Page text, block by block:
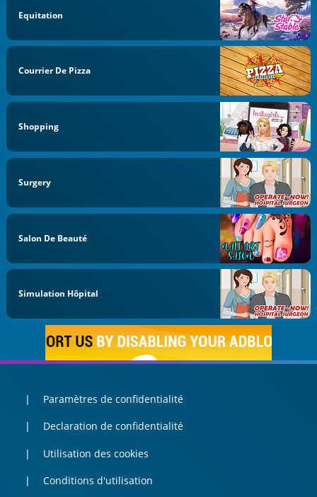
Equitation
Courrier De Pizza
Shopping
Surgery
Salon De Beauté
Simulation Hôpital
Paramètres de confidentialité
Declaration de confidentialité
Utilisation des cookies
Conditions d'utilisation